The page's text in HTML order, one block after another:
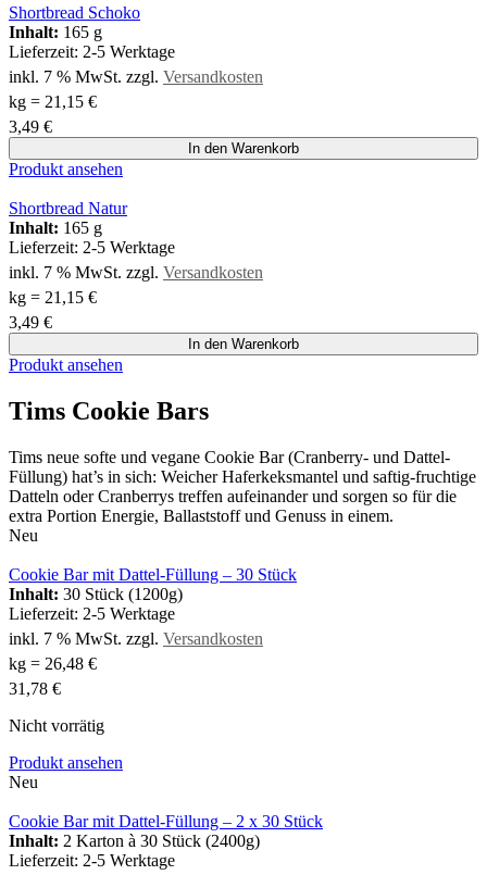
Shortbread Schoko
Inhalt: 165 g
Lieferzeit: 2-5 Werktage
inkl. 7 % MwSt. zzgl. Versandkosten
kg = 21,15 €
3,49 €
In den Warenkorb
Produkt ansehen
Shortbread Natur
Inhalt: 165 g
Lieferzeit: 2-5 Werktage
inkl. 7 % MwSt. zzgl. Versandkosten
kg = 21,15 €
3,49 €
In den Warenkorb
Produkt ansehen
Tims Cookie Bars
Tims neue softe und vegane Cookie Bar (Cranberry- und Dattel-
Füllung) hat’s in sich: Weicher Haferkeksmantel und saftig-fruchtige
Datteln oder Cranberrys treffen aufeinander und sorgen so für die
extra Portion Energie, Ballaststoff und Genuss in einem.
Neu
Cookie Bar mit Dattel-Füllung – 30 Stück
Inhalt: 30 Stück (1200g)
Lieferzeit: 2-5 Werktage
inkl. 7 % MwSt. zzgl. Versandkosten
kg = 26,48 €
31,78 €
Nicht vorrätig
Produkt ansehen
Neu
Cookie Bar mit Dattel-Füllung – 2 x 30 Stück
Inhalt: 2 Karton à 30 Stück (2400g)
Lieferzeit: 2-5 Werktage